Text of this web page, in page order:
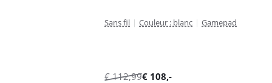
Sans fil | Couleur : blanc | Gamepad
€112,99€ 108,-